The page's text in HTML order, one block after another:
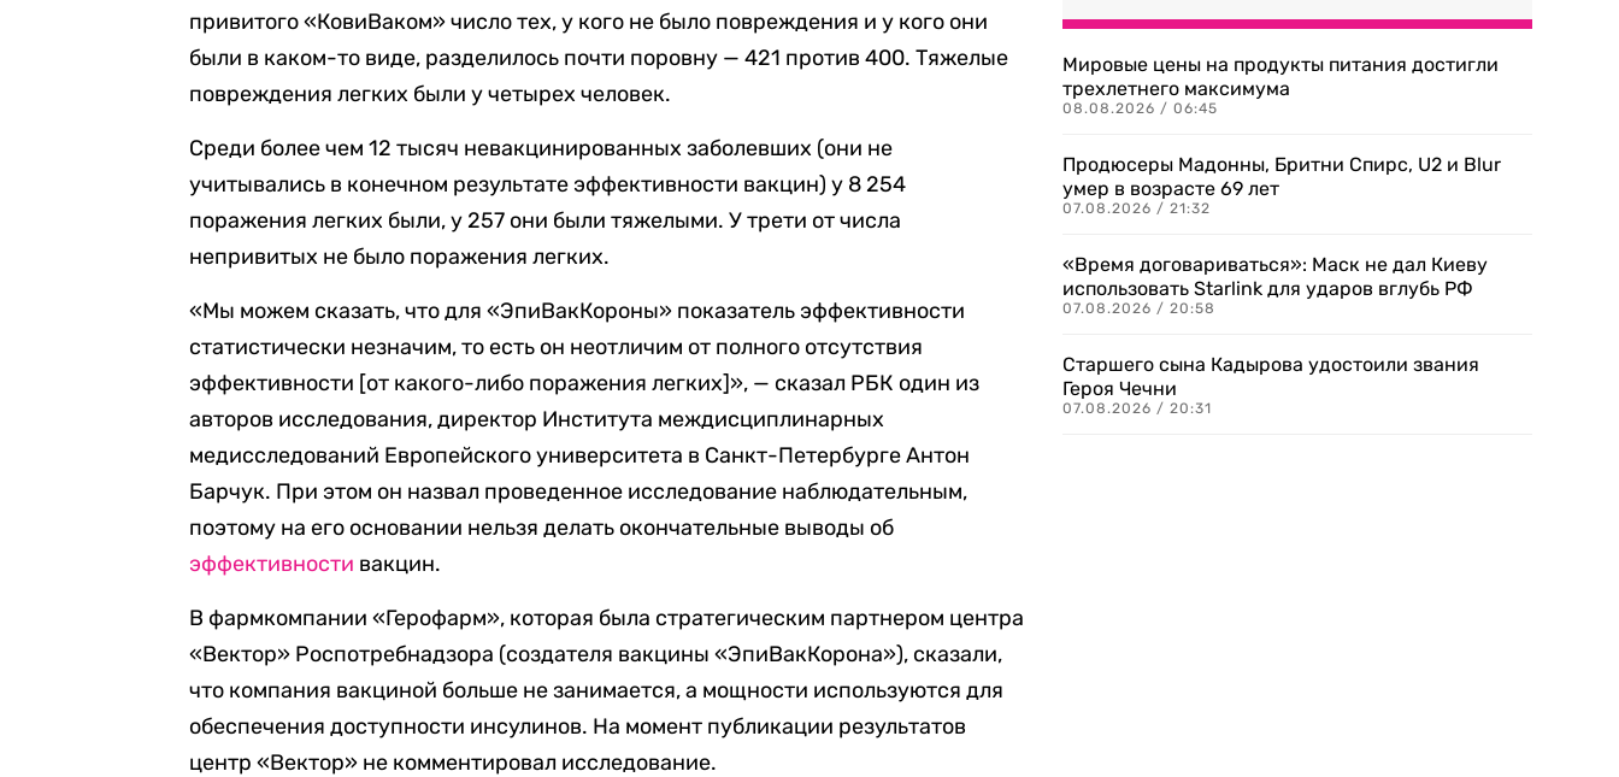
привитого «КовиВаком» число тех, у кого не было повреждения и у кого они
были в каком-то виде, разделилось почти поровну — 421 против 400. Тяжелые
повреждения легких были у четырех человек.
Среди более чем 12 тысяч невакцинированных заболевших (они не
учитывались в конечном результате эффективности вакцин) у 8 254
поражения легких были, у 257 они были тяжелыми. У трети от числа
непривитых не было поражения легких.
«Мы можем сказать, что для «ЭпиВакКороны» показатель эффективности
статистически незначим, то есть он неотличим от полного отсутствия
эффективности [от какого-либо поражения легких]», — сказал РБК один из
авторов исследования, директор Института междисциплинарных
медисследований Европейского университета в Санкт-Петербурге Антон
Барчук. При этом он назвал проведенное исследование наблюдательным,
поэтому на его основании нельзя делать окончательные выводы об
эффективности вакцин.
В фармкомпании «Герофарм», которая была стратегическим партнером центра
«Вектор» Роспотребнадзора (создателя вакцины «ЭпиВакКорона»), сказали,
что компания вакциной больше не занимается, а мощности используются для
обеспечения доступности инсулинов. На момент публикации результатов
центр «Вектор» не комментировал исследование.
Мировые цены на продукты питания достигли
трехлетнего максимума
08.08.2026 / 06:45
Продюсеры Мадонны, Бритни Спирс, U2 и Blur
умер в возрасте 69 лет
07.08.2026 / 21:32
«Время договариваться»: Маск не дал Киеву
использовать Starlink для ударов вглубь РФ
07.08.2026 / 20:58
Старшего сына Кадырова удостоили звания
Героя Чечни
07.08.2026 / 20:31